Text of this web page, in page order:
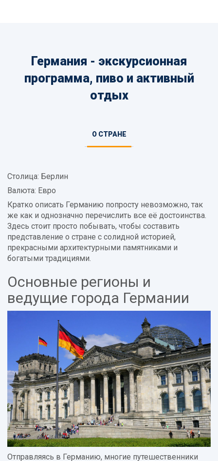
Германия - экскурсионная
программа, пиво и активный
отдых
ИнформацияО СТРАНЕ
Столица: Берлин
Валюта: Евро
Кратко описать Германию попросту невозможно, так
же как и однозначно перечислить все её достоинства.
Здесь стоит просто побывать, чтобы составить
представление о стране с солидной историей,
прекрасными архитектурными памятниками и
богатыми традициями.
Основные регионы и
ведущие города Германии
Отправляясь в Германию, многие путешественники